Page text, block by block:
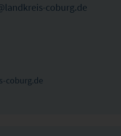
coburg.de
coburg.de